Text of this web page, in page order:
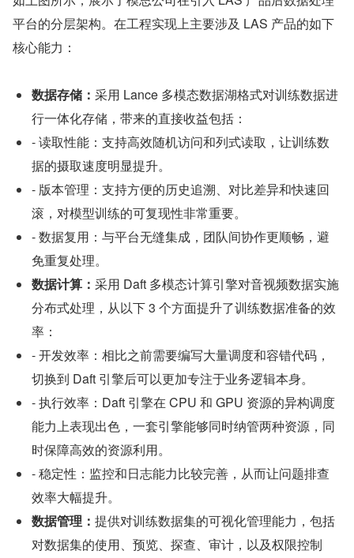
平台的分层架构。在工程实现上主要涉及 LAS 产品的如下
核心能力：
数据存储： 采用 Lance 多模态数据湖格式对训练数据进
行一体化存储，带来的直接收益包括：
- 读取性能：支持高效随机访问和列式读取，让训练数
据的摄取速度明显提升。
- 版本管理：支持方便的历史追溯、对比差异和快速回
滚，对模型训练的可复现性非常重要。
- 数据复用：与平台无缝集成，团队间协作更顺畅，避
免重复处理。
数据计算： 采用 Daft 多模态计算引擎对音视频数据实施
分布式处理，从以下 3 个方面提升了训练数据准备的效
率：
- 开发效率：相比之前需要编写大量调度和容错代码，
切换到 Daft 引擎后可以更加专注于业务逻辑本身。
- 执行效率：Daft 引擎在 CPU 和 GPU 资源的异构调度
能力上表现出色，一套引擎能够同时纳管两种资源，同
时保障高效的资源利用。
- 稳定性：监控和日志能力比较完善，从而让问题排查
效率大幅提升。
数据管理： 提供对训练数据集的可视化管理能力，包括
对数据集的使用、预览、探查、审计，以及权限控制